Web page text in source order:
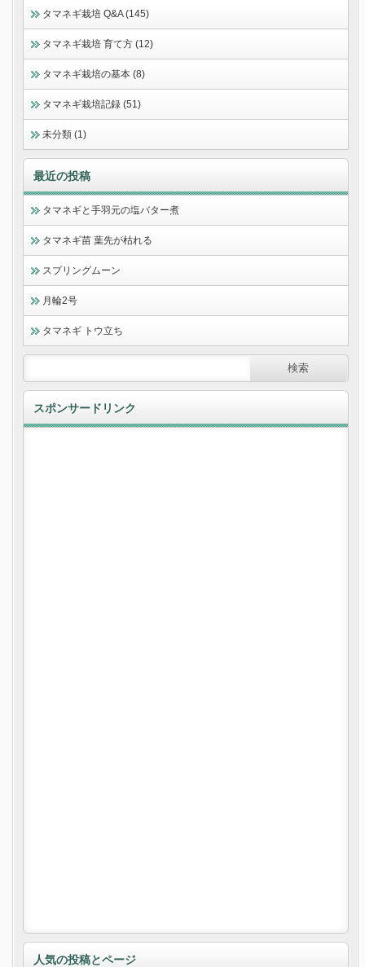
タマネギ栽培 Q&A (145)
タマネギ栽培 育て方 (12)
タマネギ栽培の基本 (8)
タマネギ栽培記録 (51)
未分類 (1)
最近の投稿
タマネギと手羽元の塩バター煮
タマネギ苗 葉先が枯れる
スプリングムーン
月輪2号
タマネギ トウ立ち
スポンサードリンク
人気の投稿とページ